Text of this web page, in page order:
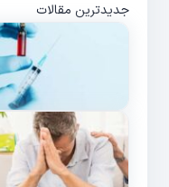
جدیدترین مقالات